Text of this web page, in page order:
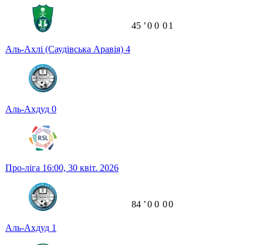
Аль-Ахлі (Саудівська Аравія) 4
Аль-Ахдуд 0
45 ʼ0 0 01
Про-ліга 16:00, 30 квіт. 2026
Аль-Ахдуд 1
84 ʼ0 0 00